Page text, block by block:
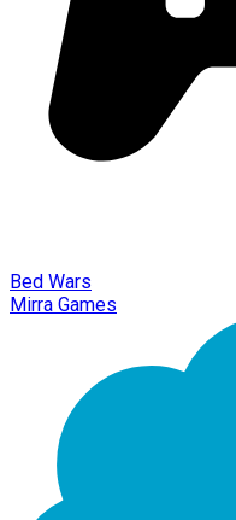
Bed Wars
Mirra Games